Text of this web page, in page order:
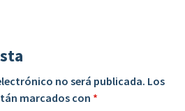
no será publicada. Los
marcados con *